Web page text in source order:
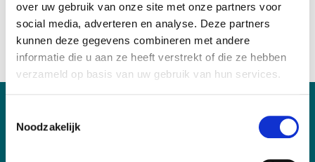
over uw gebruik van onze site met onze partners voor
social media, adverteren en analyse. Deze partners
kunnen deze gegevens combineren met andere
informatie die u aan ze heeft verstrekt of die ze hebben
verzameld op basis van uw gebruik van hun services.
Noodzakelijk
over F.E.S.